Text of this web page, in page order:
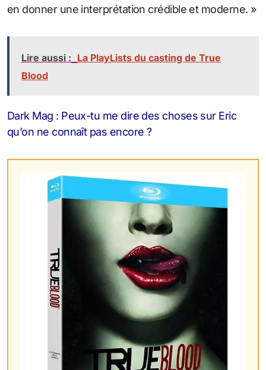
en donner une interprétation crédible et moderne. »
Lire aussi : La PlayLists du casting de True
Blood
Dark Mag : Peux-tu me dire des choses sur Eric
qu’on ne connaît pas encore ?